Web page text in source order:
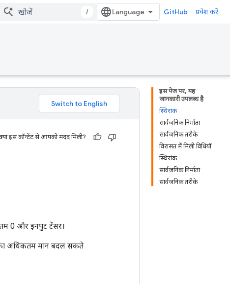
/ GitHub प्रवेश करें
इस पेज पर, यह
जानकारी उपलब्ध है
स्थिरांक
सार्वजनिक निर्माता
सार्वजनिक तरीके
विरासत में मिली विधियाँ
स्थिरांक
सार्वजनिक निर्माता
सार्वजनिक तरीके
इस कॉन्टेंट से आपको मदद मिली?
0 और इनपुट टेंसर।
अधिकतम मान बदल सकते